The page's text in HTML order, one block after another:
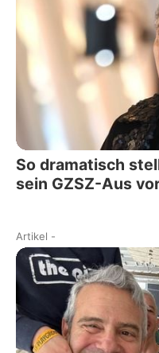
So dramatisch
sein GZSZ-Aus
Artikel -